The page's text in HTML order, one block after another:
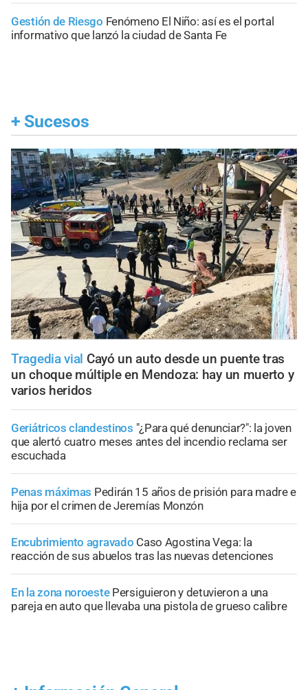
Gestión de Riesgo Fenómeno El Niño: así es el portal
informativo que lanzó la ciudad de Santa Fe
+ Sucesos
Tragedia vial Cayó un auto desde un puente tras
un choque múltiple en Mendoza: hay un muerto y
varios heridos
Geriátricos clandestinos "¿Para qué denunciar?": la joven
que alertó cuatro meses antes del incendio reclama ser
escuchada
Penas máximas Pedirán 15 años de prisión para madre e
hija por el crimen de Jeremías Monzón
Encubrimiento agravado Caso Agostina Vega: la
reacción de sus abuelos tras las nuevas detenciones
En la zona noroeste Persiguieron y detuvieron a una
pareja en auto que llevaba una pistola de grueso calibre